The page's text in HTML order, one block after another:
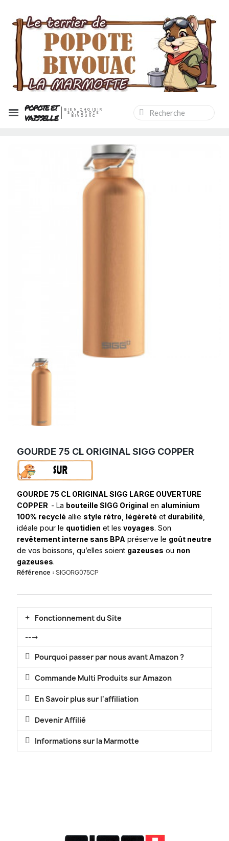
POPOTE ET
VAISSELLE
BIEN CHOISIR
SA POPOTE
BIVOUAC
GOURDE 75 CL ORIGINAL SIGG COPPER
GOURDE 75 CL ORIGINAL SIGG LARGE OUVERTURE
COPPER - La bouteille SIGG Original en aluminium
100% recyclé allie style rétro légèreté et durabilité
idéale pour le quotidien et les voyages. Son
revêtement interne sans BPA préserve le goût neutre
de vos boissons, qu’elles soient gazeuses ou non
gazeuses.
Référence : SIGORG075CP
Fonctionnement du Site
--->
Pourquoi passer par nous avant Amazon ?
Commande Multi Produits sur Amazon
En Savoir plus sur l'affiliation
Devenir Affilié
Informations sur la Marmotte